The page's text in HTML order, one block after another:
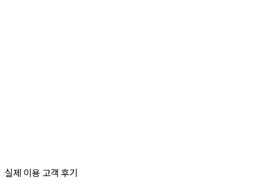
실제 이용 고객 후기